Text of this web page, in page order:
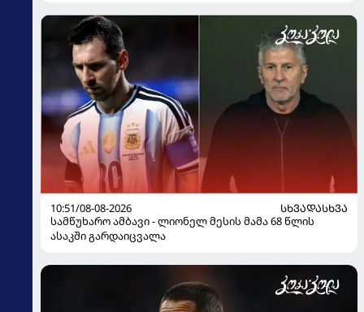
10:51/08-08-2026
ᲡᲮᲕᲐᲓᲐᲡᲮᲕᲐ
სამწუხარო ამბავი - ლიონელ მესის მამა 68 წლის
ასაკში გარდაიცვალა